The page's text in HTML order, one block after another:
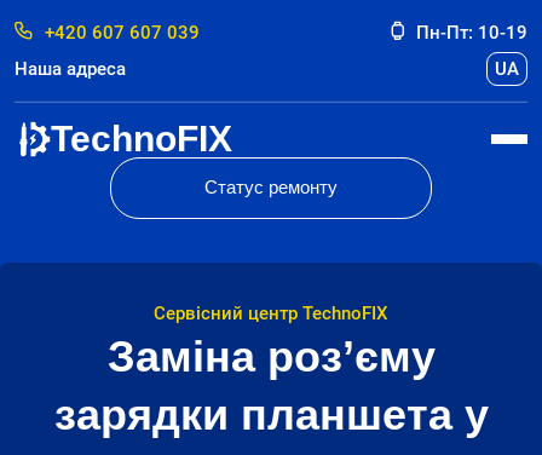
+420 607 607 039
Пн-Пт: 10-19
Наша адреса
UA
TechnoFIX
Статус ремонту
Сервісний центр TechnoFIX
Заміна роз’єму
зарядки планшета у